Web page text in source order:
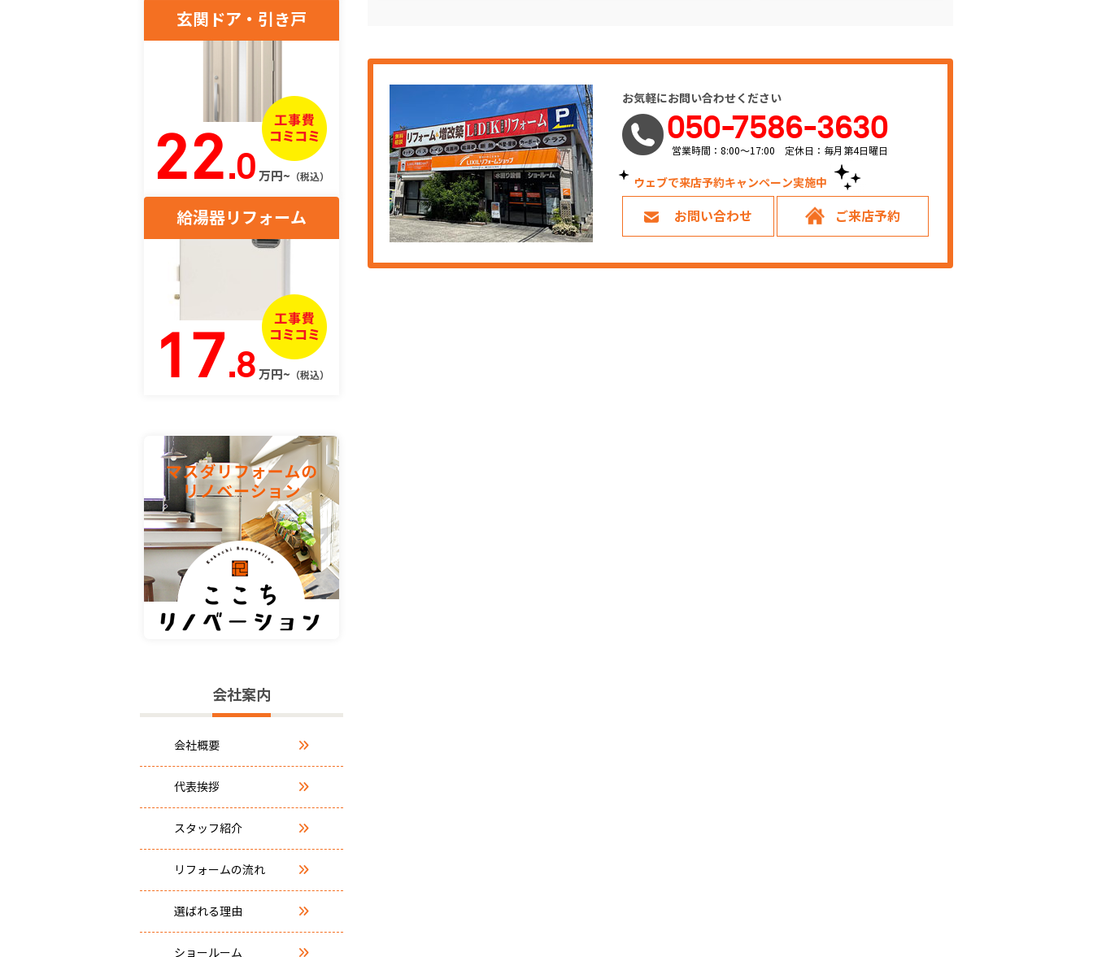
お気軽にお問い合わせください
050-7586-3630
営業時間：8:00～17:00 定休日：毎月第4日曜日
ウェブで来店予約キャンペーン実施中！
お問い合わせ ご来店予約
玄関ドア・引き戸
22.0 万円~ （税込）
給湯器リフォーム
17.8 万円~ （税込）
会社案内
会社概要
代表挨拶
スタッフ紹介
リフォームの流れ
選ばれる理由
ショールーム